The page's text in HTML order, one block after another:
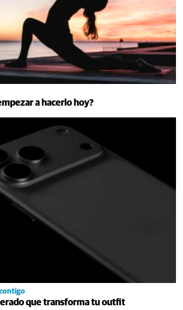
a hacerlo hoy?
que transforma tu outfit